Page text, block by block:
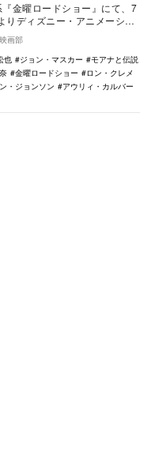
『金曜ロードショー』にて、7
りディズニー・アニメーショ
伝説の海』が本編ノーカット
画部
也 ジョン・マスカー
モアナと伝説
金曜ロードショー
ロン・クレメ
・ジョンソン
アウリィ・カルバー